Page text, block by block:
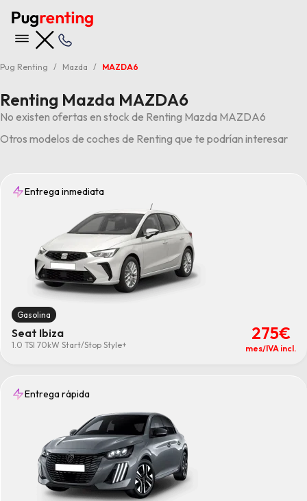
Pug Renting Mazda MAZDA6
Renting Mazda MAZDA6
No existen ofertas en stock de Renting Mazda MAZDA6
Otros modelos de coches de Renting que te podrían interesar
Entrega inmediata
Gasolina
Seat Ibiza
1.0 TSI 70kW Start/Stop Style+
275€
mes/IVA incl.
Entrega rápida